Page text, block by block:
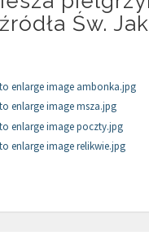
Św.